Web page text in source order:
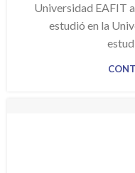
Universidad EAFIT
estudió en la